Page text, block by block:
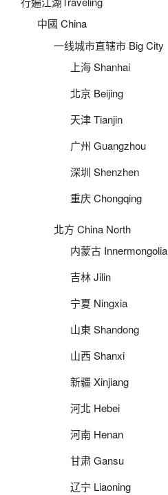
中國 China
一线城市直辖市 Big City
上海 Shanhai
北京 Beijing
天津 Tianjin
广州 Guangzhou
深圳 Shenzhen
重庆 Chongqing
北方 China North
内蒙古 Innermongolia
吉林 Jilin
宁夏 Ningxia
山東 Shandong
山西 Shanxi
新疆 Xinjiang
河北 Hebei
河南 Henan
甘肃 Gansu
辽宁 Liaoning